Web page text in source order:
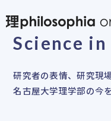
Science
研究者の表情、研究現
名古屋大学理学部の今